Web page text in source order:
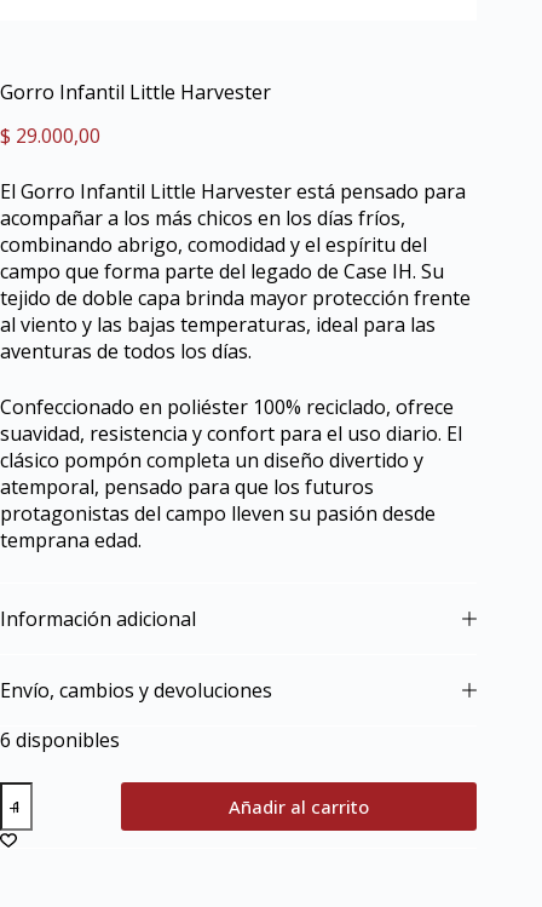
Gorro Infantil Little Harvester
$ 29.000,00
El Gorro Infantil Little Harvester está pensado para
acompañar a los más chicos en los días fríos,
combinando abrigo, comodidad y el espíritu del
campo que forma parte del legado de Case IH. Su
tejido de doble capa brinda mayor protección frente
al viento y las bajas temperaturas, ideal para las
aventuras de todos los días.
Confeccionado en poliéster 100% reciclado, ofrece
suavidad, resistencia y confort para el uso diario. El
clásico pompón completa un diseño divertido y
atemporal, pensado para que los futuros
protagonistas del campo lleven su pasión desde
temprana edad.
Información adicional
Envío, cambios y devoluciones
6 disponibles
Añadir al carrito